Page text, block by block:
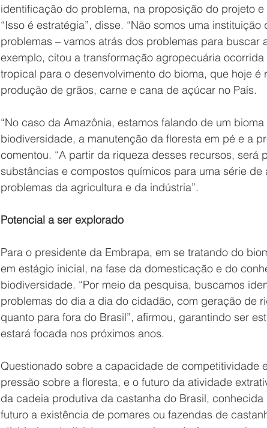
identificação do problema, na proposição do projeto
“Isso é estratégia”, disse. “Não somos uma
problemas – vamos atrás dos problemas para buscar
exemplo, citou a transformação agropecuária
tropical para o desenvolvimento do bioma, que hoje
produção de grãos, carne e cana de açúcar no País.
“No caso da Amazônia, estamos falando de um
biodiversidade, a manutenção da floresta em pé e a
comentou. “A partir da riqueza desses recursos, será
substâncias e compostos químicos para uma série
problemas da agricultura e da indústria”.
Potencial a ser explorado
Para o presidente da Embrapa, em se tratando do
em estágio inicial, na fase da domesticação e do
biodiversidade. “Por meio da pesquisa, buscamos
problemas do dia a dia do cidadão, com geração de
quanto para fora do Brasil”, afirmou, garantindo ser
estará focada nos próximos anos.
Questionado sobre a capacidade de competitividade
pressão sobre a floresta, e o futuro da atividade
da cadeia produtiva da castanha do Brasil,
futuro a existência de pomares ou fazendas de